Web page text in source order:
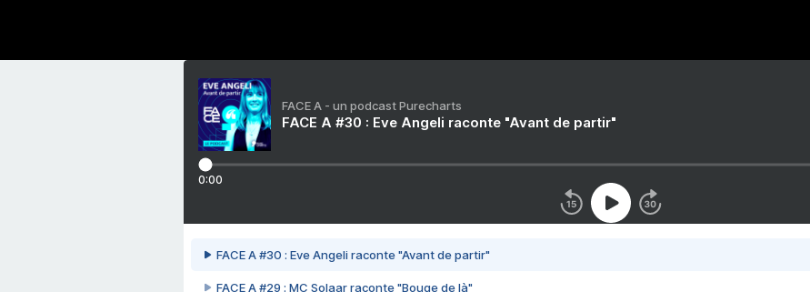
FACE A - un podcast Purecharts
FACE A #30 : Eve Angeli raconte "Avant de partir"
0:00
FACE A #30 : Eve Angeli raconte "Avant de partir"
FACE A #29 : MC Solaar raconte "Bouge de là"